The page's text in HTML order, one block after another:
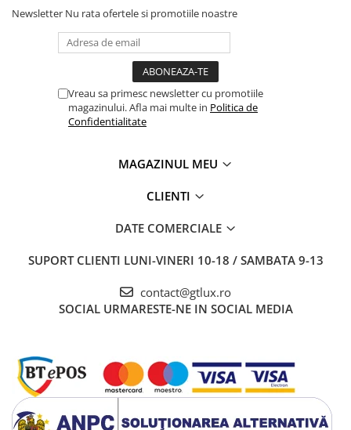
Newsletter Nu rata ofertele si promotiile noastre
Vreau sa primesc newsletter cu promotiile
magazinului. Afla mai multe in Politica de
Confidentialitate
MAGAZINUL MEU
CLIENTI
DATE COMERCIALE
SUPORT CLIENTI LUNI-VINERI 10-18 / SAMBATA 9-13
contact@gtlux.ro
SOCIAL URMARESTE-NE IN SOCIAL MEDIA